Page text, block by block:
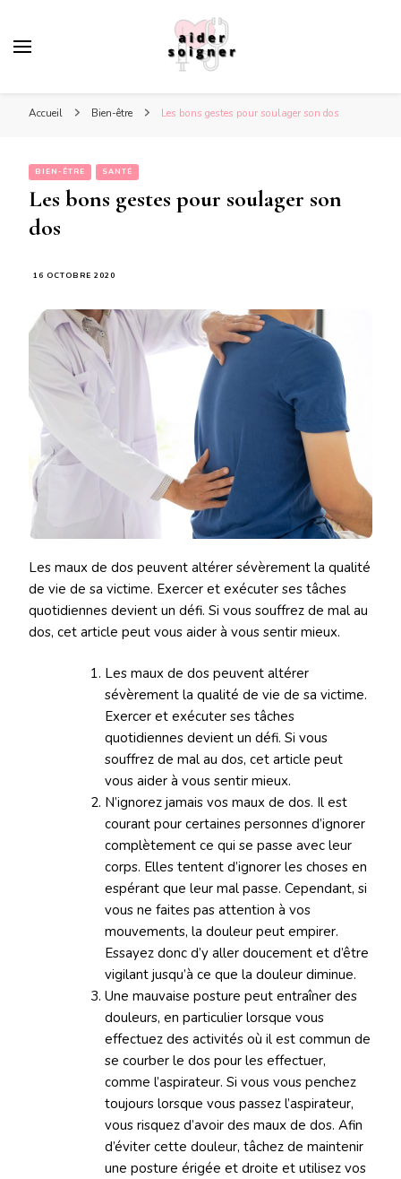
Accueil Bien-être Les bons gestes pour soulager son dos
BIEN-ÊTRE SANTÉ
Les bons gestes pour soulager son
dos
16 OCTOBRE 2020
Les maux de dos peuvent altérer sévèrement la qualité
de vie de sa victime. Exercer et exécuter ses tâches
quotidiennes devient un défi. Si vous souffrez de mal au
dos, cet article peut vous aider à vous sentir mieux.
Les maux de dos peuvent altérer
sévèrement la qualité de vie de sa victime.
Exercer et exécuter ses tâches
quotidiennes devient un défi. Si vous
souffrez de mal au dos, cet article peut
vous aider à vous sentir mieux.
N’ignorez jamais vos maux de dos. Il est
courant pour certaines personnes d’ignorer
complètement ce qui se passe avec leur
corps. Elles tentent d’ignorer les choses en
espérant que leur mal passe. Cependant, si
vous ne faites pas attention à vos
mouvements, la douleur peut empirer.
Essayez donc d’y aller doucement et d’être
vigilant jusqu’à ce que la douleur diminue.
Une mauvaise posture peut entraîner des
douleurs, en particulier lorsque vous
effectuez des activités où il est commun de
se courber le dos pour les effectuer,
comme l’aspirateur. Si vous vous penchez
toujours lorsque vous passez l’aspirateur,
vous risquez d’avoir des maux de dos. Afin
d’éviter cette douleur, tâchez de maintenir
une posture érigée et droite et utilisez vos